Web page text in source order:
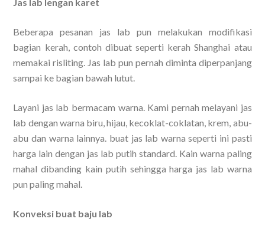
Beberapa pesanan jas lab pun melakukan modifikasi
bagian kerah, contoh dibuat seperti kerah Shanghai atau
memakai risliting. Jas lab pun pernah diminta diperpanjang
sampai ke bagian bawah lutut.
Layani jas lab bermacam warna. Kami pernah melayani jas
lab dengan warna biru, hijau, kecoklat-coklatan, krem, abu-
abu dan warna lainnya. buat jas lab warna seperti ini pasti
harga lain dengan jas lab putih standard. Kain warna paling
mahal dibanding kain putih sehingga harga jas lab warna
pun paling mahal.
Konveksi buat baju lab